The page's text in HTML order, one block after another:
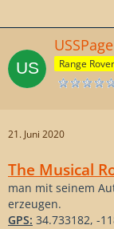
USSPage
Range Rover
21. Juni 2020
The Musical
man mit seinem
erzeugen.
GPS: 34.733182, -